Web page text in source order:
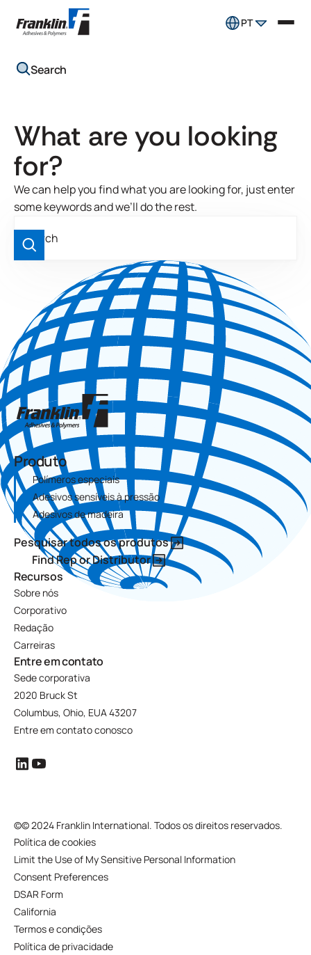
PT
Search
What are you looking
for?
We can help you find what you are looking for, just enter
some keywords and we’ll do the rest.
Produto
Polímeros especiais
Adesivos sensíveis à pressão
Adesivos de madeira
Pesquisar todos os produtos
Find Rep or Distributor
Recursos
Sobre nós
Corporativo
Redação
Carreiras
Entre em contato
Sede corporativa
2020 Bruck St
Columbus, Ohio, EUA 43207
Entre em contato conosco
©© 2024 Franklin International. Todos os direitos reservados.
Política de cookies
Limit the Use of My Sensitive Personal Information
Consent Preferences
DSAR Form
California
Termos e condições
Política de privacidade